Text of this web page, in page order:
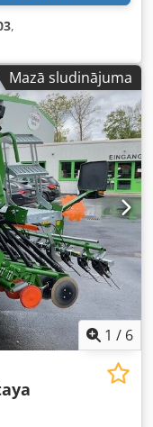
,
Mazā sludinājuma
1 / 6